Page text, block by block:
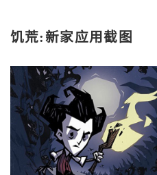
饥荒:新家应用截图